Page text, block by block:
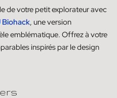
de votre petit explorateur avec
Biohack, une version
emblématique. Offrez à votre
inspirés par le design